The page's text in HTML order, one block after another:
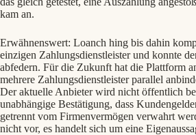
kam an.
Erwähnenswert: Loanch hing bis dahin
einzigen Zahlungsdienstleister und konnte
abfedern. Für die Zukunft hat die Plattform
mehrere Zahlungsdienstleister parallel
Der aktuelle Anbieter wird nicht öffentlich
unabhängige Bestätigung, dass
getrennt vom Firmenvermögen verwahrt
nicht vor, es handelt sich um eine